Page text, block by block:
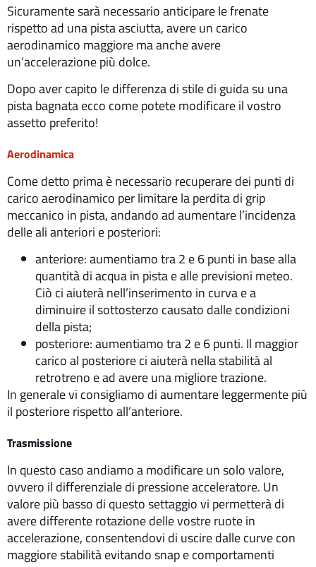
Sicuramente sarà necessario anticipare le frenate
rispetto ad una pista asciutta, avere un carico
aerodinamico maggiore ma anche avere
un’accelerazione più dolce.
Dopo aver capito le differenza di stile di guida su una
pista bagnata ecco come potete modificare il vostro
assetto preferito!
Aerodinamica
Come detto prima è necessario recuperare dei punti di
carico aerodinamico per limitare la perdita di grip
meccanico in pista, andando ad aumentare l’incidenza
delle ali anteriori e posteriori:
anteriore: aumentiamo tra 2 e 6 punti in base alla
quantità di acqua in pista e alle previsioni meteo.
Ciò ci aiuterà nell’inserimento in curva e a
diminuire il sottosterzo causato dalle condizioni
della pista;
posteriore: aumentiamo tra 2 e 6 punti. Il maggior
carico al posteriore ci aiuterà nella stabilità al
retrotreno e ad avere una migliore trazione.
In generale vi consigliamo di aumentare leggermente più
il posteriore rispetto all’anteriore.
Trasmissione
In questo caso andiamo a modificare un solo valore,
ovvero il differenziale di pressione acceleratore. Un
valore più basso di questo settaggio vi permetterà di
avere differente rotazione delle vostre ruote in
accelerazione, consentendovi di uscire dalle curve con
maggiore stabilità evitando snap e comportamenti